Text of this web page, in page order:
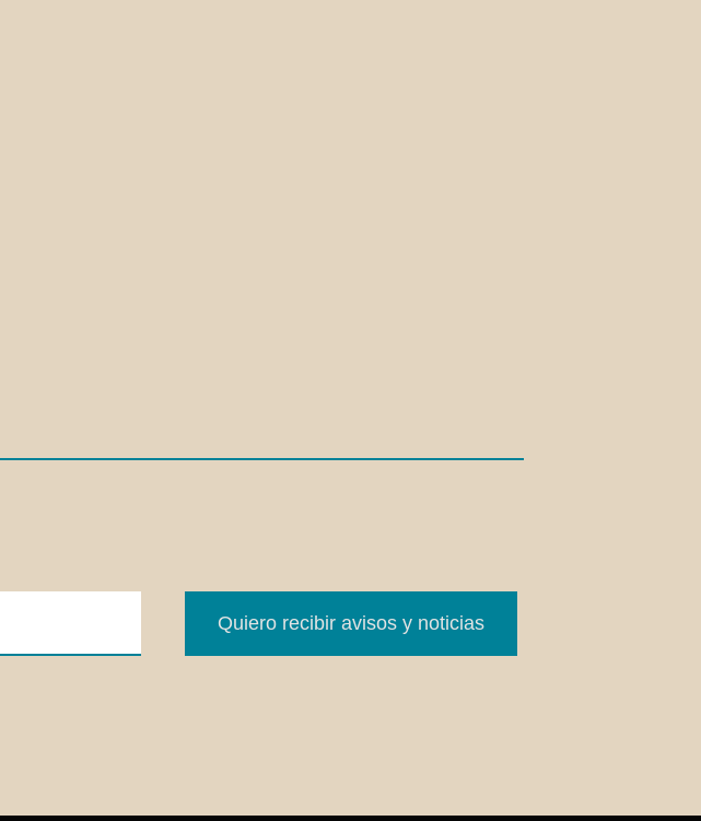
Quiero recibir avisos y noticias